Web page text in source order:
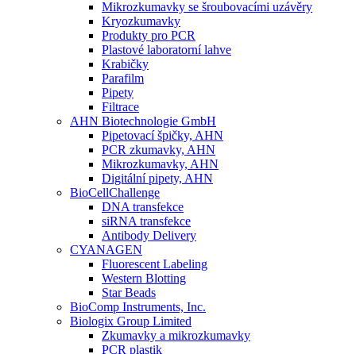
Mikrozkumavky se šroubovacími uzávěry
Kryozkumavky
Produkty pro PCR
Plastové laboratorní lahve
Krabičky
Parafilm
Pipety
Filtrace
AHN Biotechnologie GmbH
Pipetovací špičky, AHN
PCR zkumavky, AHN
Mikrozkumavky, AHN
Digitální pipety, AHN
BioCellChallenge
DNA transfekce
siRNA transfekce
Antibody Delivery
CYANAGEN
Fluorescent Labeling
Western Blotting
Star Beads
BioComp Instruments, Inc.
Biologix Group Limited
Zkumavky a mikrozkumavky
PCR plastik